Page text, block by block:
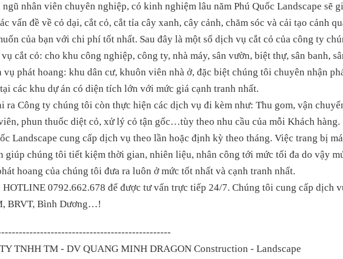
nhân viên chuyên nghiệp, có kinh nghiệm lâu năm Phú Quốc Landscape sẽ
vấn đề về cỏ dại, cắt cỏ, cắt tỉa cây xanh, cây cảnh, chăm sóc và cải tạo cảnh
của bạn với chi phí tốt nhất. Sau đây là một số dịch vụ cắt cỏ của công ty
cắt cỏ: cho khu công nghiệp, công ty, nhà máy, sân vườn, biệt thự, sân banh,
phát hoang: khu dân cư, khuôn viên nhà ở, đặc biệt chúng tôi chuyên nhận
các khu dự án có diện tích lớn với mức giá cạnh tranh nhất.
ra Công ty chúng tôi còn thực hiện các dịch vụ đi kèm như: Thu gom, vận
phun thuốc diệt cỏ, xử lý cỏ tận gốc…tùy theo nhu cầu của mỗi Khách hàng.
Landscape cung cấp dịch vụ theo lần hoặc định kỳ theo tháng. Việc trang bị
giúp chúng tôi tiết kiệm thời gian, nhiên liệu, nhân công tới mức tối đa do vậy
hoang của chúng tôi đưa ra luôn ở mức tốt nhất và cạnh tranh nhất.
HOTLINE 0792.662.678 để được tư vấn trực tiếp 24/7. Chúng tôi cung cấp dịch
BRVT, Bình Dương…!
TNHH TM - DV QUANG MINH DRAGON Construction - Landscape